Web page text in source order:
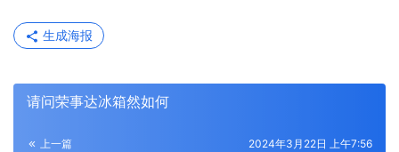
生成海报
请问荣事达冰箱然如何
上一篇 2024年3月22日 上午7:56